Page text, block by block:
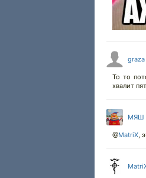
graza
То то
хвалит
МЯШ
@MatriX,